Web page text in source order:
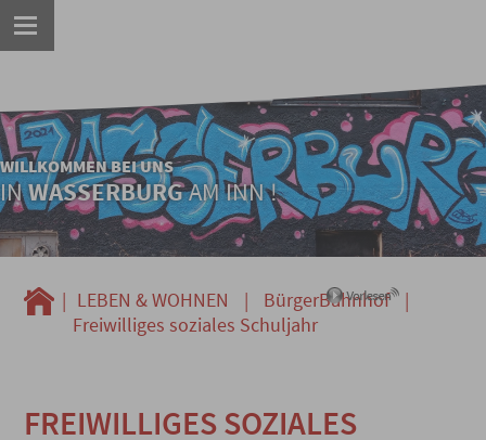
WILLKOMMEN BEI UNS
INWASSERBURGAM INN !
| LEBEN & WOHNEN | BürgerBahnhof |
Freiwilliges soziales Schuljahr
FREIWILLIGES SOZIALES